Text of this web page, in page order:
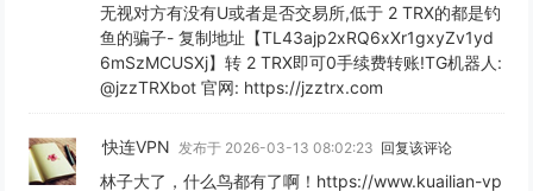
无视对方有没有U或者是否交易所,低于 2 TRX的都是钓
鱼的骗子- 复制地址【TL43ajp2xRQ6xXr1gxyZv1yd
6mSzMCUSXj】转 2 TRX即可0手续费转账!TG机器人:
@jzzTRXbot 官网: https://jzztrx.com
快连VPN 发布于 2026-03-13 08:02:23 回复该评论
林子大了，什么鸟都有了啊！https://www.kuailian-vp